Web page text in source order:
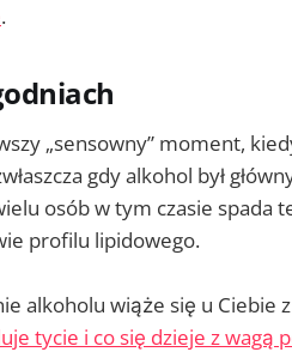
.
„sensowny” moment,
gdy alkohol był
osób w tym czasie spada
profilu lipidowego.
alkoholu wiąże się u Ciebie
tycie i co się dzieje z wagą